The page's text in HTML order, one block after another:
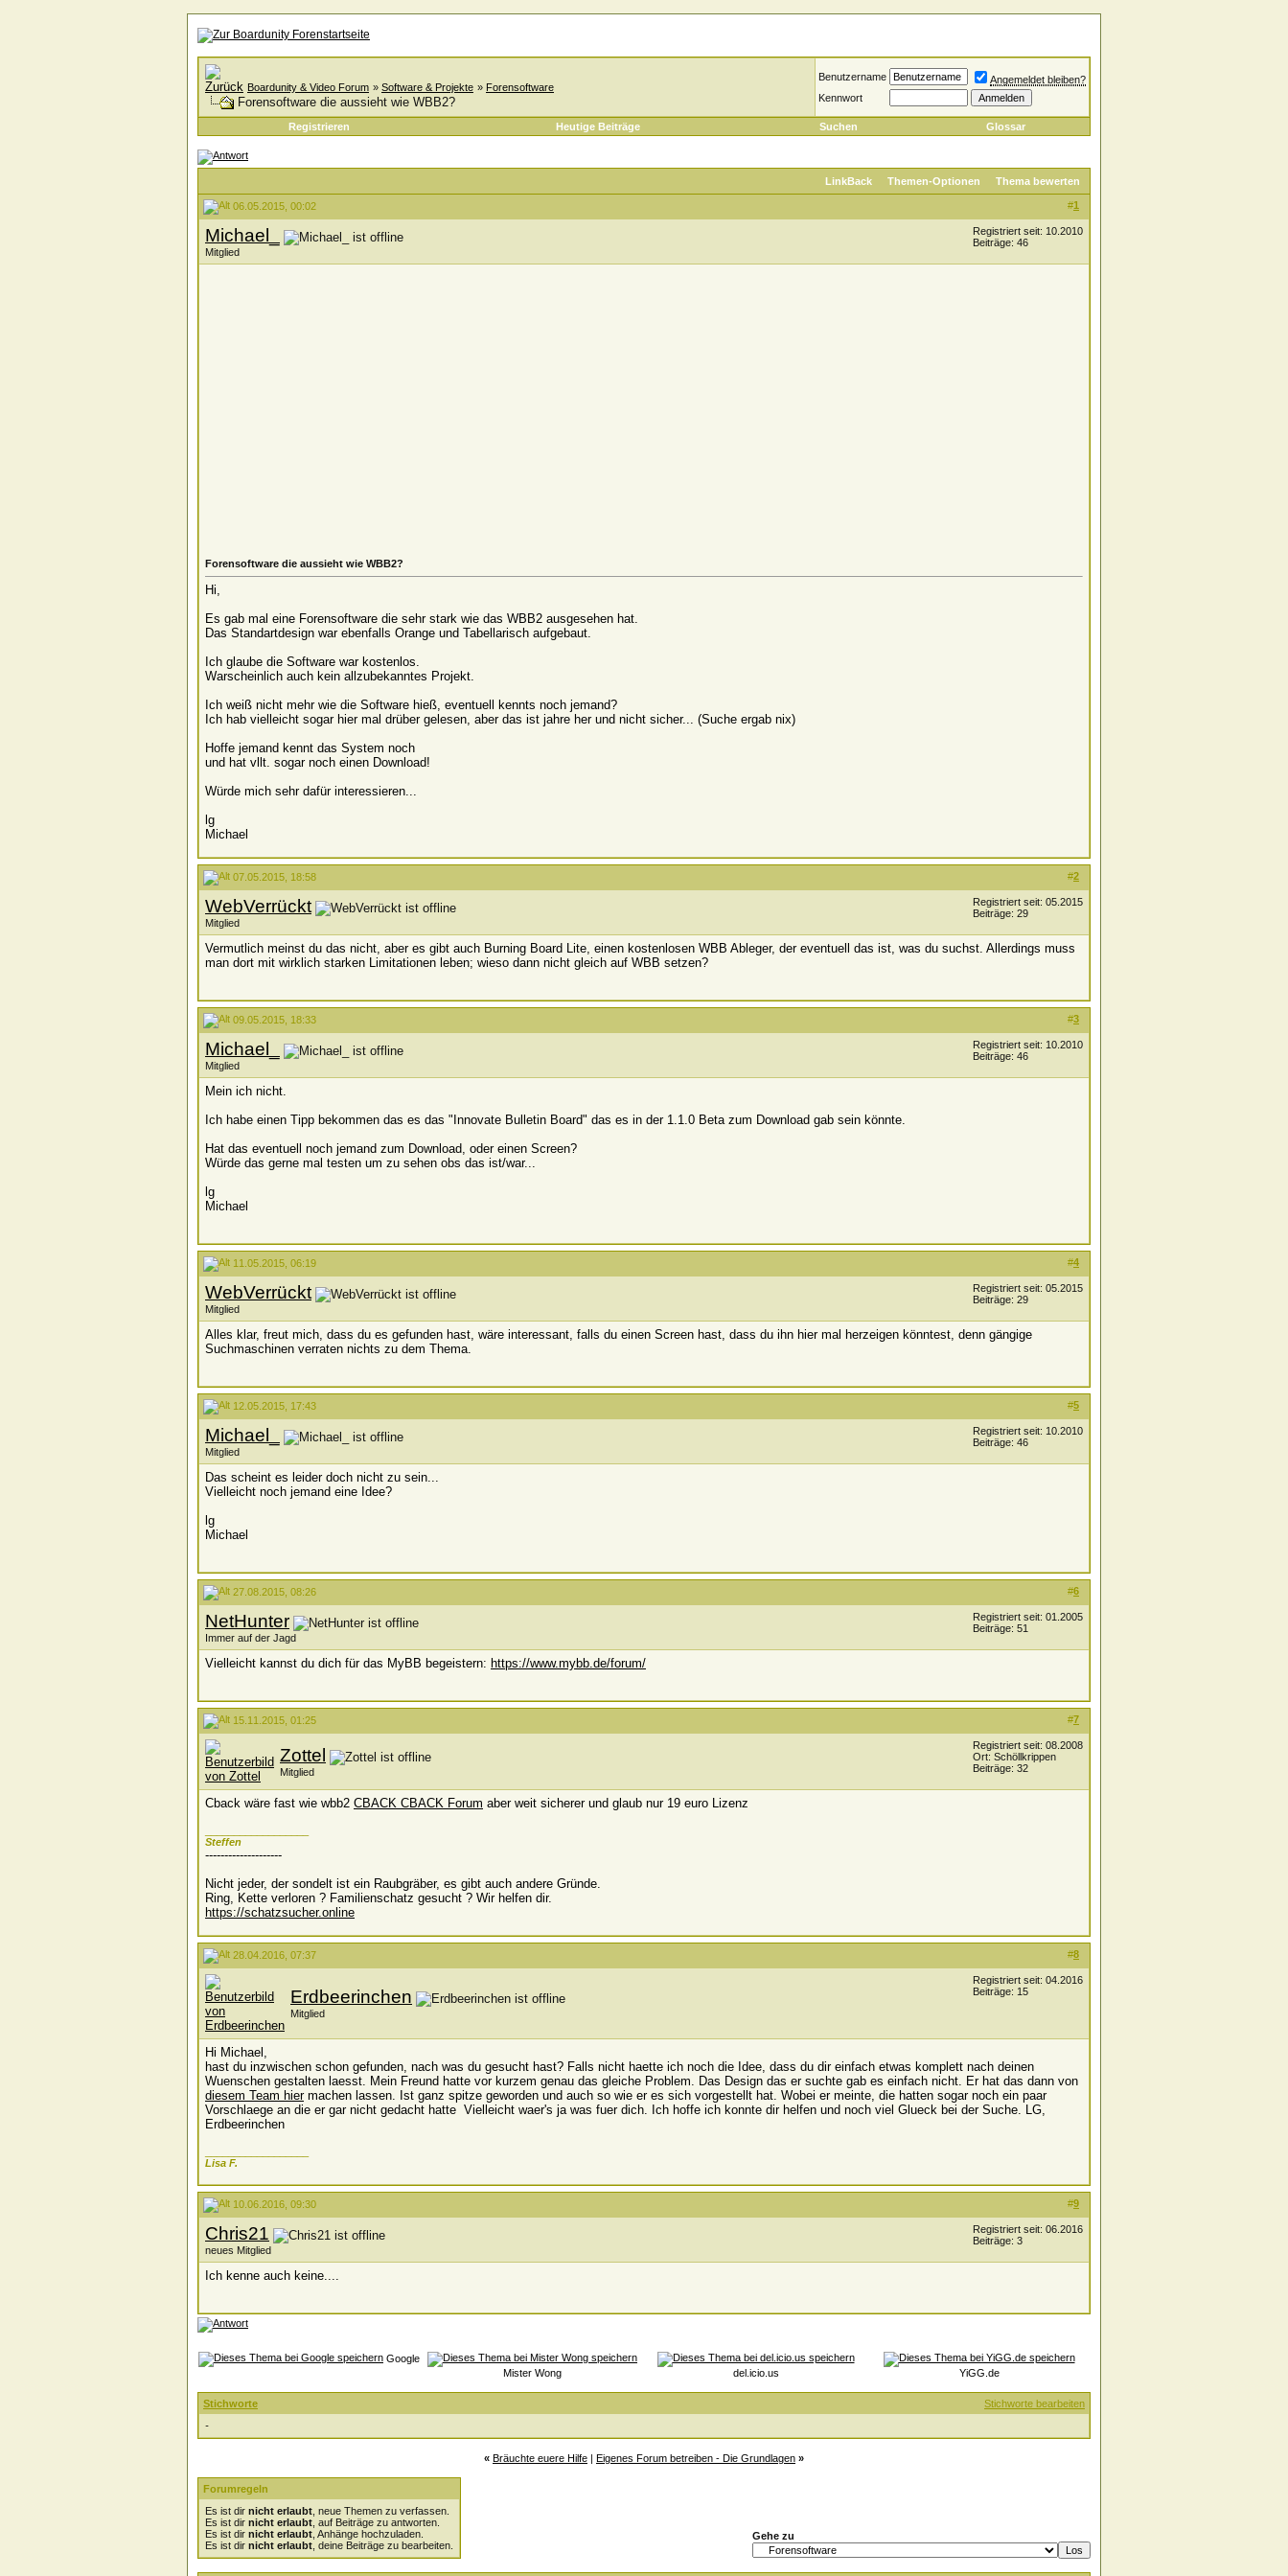
Boardunity & Video Forum » Software & Projekte » Forensoftware
Forensoftware die aussieht wie WBB2?
Benutzername
Angemeldet bleiben?
Kennwort
Registrieren Heutige Beiträge Suchen Glossar
LinkBack Themen-Optionen Thema bewerten
#1
06.05.2015, 00:02
Michael_
Mitglied
Registriert seit: 10.2010
Beiträge: 46
Forensoftware die aussieht wie WBB2?
Hi,
Es gab mal eine Forensoftware die sehr stark wie das WBB2 ausgesehen hat.
Das Standartdesign war ebenfalls Orange und Tabellarisch aufgebaut.
Ich glaube die Software war kostenlos.
Warscheinlich auch kein allzubekanntes Projekt.
Ich weiß nicht mehr wie die Software hieß, eventuell kennts noch jemand?
Ich hab vielleicht sogar hier mal drüber gelesen, aber das ist jahre her und nicht sicher... (Suche ergab nix)
Hoffe jemand kennt das System noch
und hat vllt. sogar noch einen Download!
Würde mich sehr dafür interessieren...
lg
Michael
#2
07.05.2015, 18:58
WebVerrückt
Mitglied
Registriert seit: 05.2015
Beiträge: 29
Vermutlich meinst du das nicht, aber es gibt auch Burning Board Lite, einen kostenlosen WBB Ableger, der eventuell das ist, was du suchst. Allerdings muss
man dort mit wirklich starken Limitationen leben; wieso dann nicht gleich auf WBB setzen?
#3
09.05.2015, 18:33
Michael_
Mitglied
Registriert seit: 10.2010
Beiträge: 46
Mein ich nicht.
Ich habe einen Tipp bekommen das es das "Innovate Bulletin Board" das es in der 1.1.0 Beta zum Download gab sein könnte.
Hat das eventuell noch jemand zum Download, oder einen Screen?
Würde das gerne mal testen um zu sehen obs das ist/war...
lg
Michael
#4
11.05.2015, 06:19
WebVerrückt
Mitglied
Registriert seit: 05.2015
Beiträge: 29
Alles klar, freut mich, dass du es gefunden hast, wäre interessant, falls du einen Screen hast, dass du ihn hier mal herzeigen könntest, denn gängige
Suchmaschinen verraten nichts zu dem Thema.
#5
12.05.2015, 17:43
Michael_
Mitglied
Registriert seit: 10.2010
Beiträge: 46
Das scheint es leider doch nicht zu sein...
Vielleicht noch jemand eine Idee?
lg
Michael
#6
27.08.2015, 08:26
NetHunter
Immer auf der Jagd
Registriert seit: 01.2005
Beiträge: 51
Vielleicht kannst du dich für das MyBB begeistern: https://www.mybb.de/forum/
#7
15.11.2015, 01:25
Zottel
Mitglied
Registriert seit: 08.2008
Ort: Schöllkrippen
Beiträge: 32
Cback wäre fast wie wbb2 CBACK CBACK Forum aber weit sicherer und glaub nur 19 euro Lizenz
Steffen
--------------------
Nicht jeder, der sondelt ist ein Raubgräber, es gibt auch andere Gründe.
Ring, Kette verloren ? Familienschatz gesucht ? Wir helfen dir.
https://schatzsucher.online
#8
28.04.2016, 07:37
Erdbeerinchen
Mitglied
Registriert seit: 04.2016
Beiträge: 15
Hi Michael,
hast du inzwischen schon gefunden, nach was du gesucht hast? Falls nicht haette ich noch die Idee, dass du dir einfach etwas komplett nach deinen
Wuenschen gestalten laesst. Mein Freund hatte vor kurzem genau das gleiche Problem. Das Design das er suchte gab es einfach nicht. Er hat das dann von
diesem Team hiermachen lassen. Ist ganz spitze geworden und auch so wie er es sich vorgestellt hat. Wobei er meinte, die hatten sogar noch ein paar
Vorschlaege an die er gar nicht gedacht hatte Vielleicht waer's ja was fuer dich. Ich hoffe ich konnte dir helfen und noch viel Glueck bei der Suche. LG,
Erdbeerinchen
Lisa F.
#9
10.06.2016, 09:30
Chris21
neues Mitglied
Registriert seit: 06.2016
Beiträge: 3
Ich kenne auch keine....
Google
Mister Wong
del.icio.us YiGG.de
Stichworte bearbeiten
Stichworte
-
« Bräuchte euere Hilfe | Eigenes Forum betreiben - Die Grundlagen »
Forumregeln
Es ist dir nicht erlaubt , neue Themen zu verfassen.
Es ist dir nicht erlaubt , auf Beiträge zu antworten.
Es ist dir nicht erlaubt , Anhänge hochzuladen.
Es ist dir nicht erlaubt , deine Beiträge zu bearbeiten.
Gehe zu